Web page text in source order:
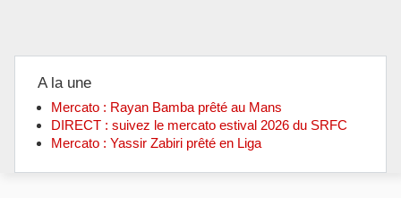
A la une
Mercato : Rayan Bamba prêté au Mans
DIRECT : suivez le mercato estival 2026 du SRFC
Mercato : Yassir Zabiri prêté en Liga